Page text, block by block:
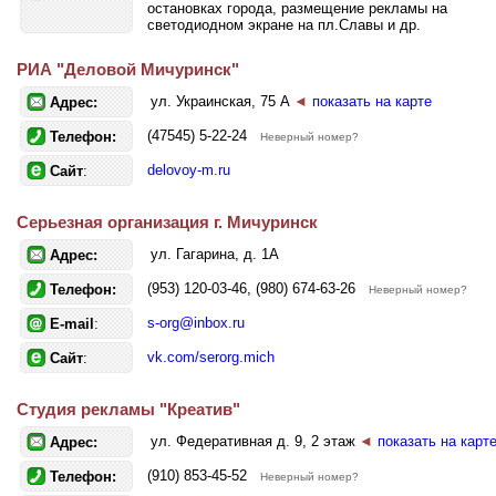
остановках города, размещение рекламы на
светодиодном экране на пл.Славы и др.
РИА "Деловой Мичуринск"
Адрес: ул. Украинская, 75 А ◄ показать на карте
Телефон: (47545) 5-22-24 Неверный номер?
Сайт: delovoy-m.ru
Серьезная организация г. Мичуринск
Адрес: ул. Гагарина, д. 1А
Телефон: (953) 120-03-46, (980) 674-63-26 Неверный номер?
E-mail : s-org@inbox.ru
Сайт: vk.com/serorg.mich
Студия рекламы "Креатив"
Адрес: ул. Федеративная д. 9, 2 этаж ◄ показать на карте
Телефон: (910) 853-45-52 Неверный номер?